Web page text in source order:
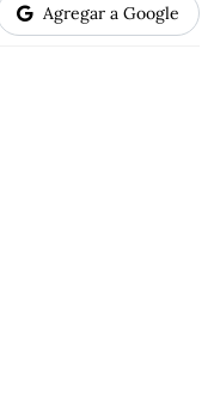
Agregar a Google